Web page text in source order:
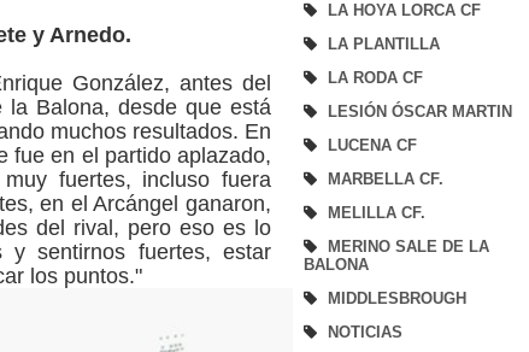
LA HOYA LORCA CF
LA PLANTILLA
LA RODA CF
LESIÓN ÓSCAR MARTIN
LUCENA CF
MARBELLA CF.
MELILLA CF.
MERINO SALE DE LA
BALONA
MIDDLESBROUGH
NOTICIAS
y Arnedo.
González, antes del
la Balona, desde que está
muchos resultados. En
fue en el partido aplazado,
fuertes, incluso fuera
en el Arcángel ganaron,
del rival, pero eso es lo
sentirnos fuertes, estar
los puntos."